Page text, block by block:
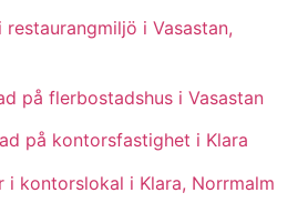
i Vasastan,
på flerbostadshus i Vasastan
på kontorsfastighet i Klara
kontorslokal i Klara, Norrmalm